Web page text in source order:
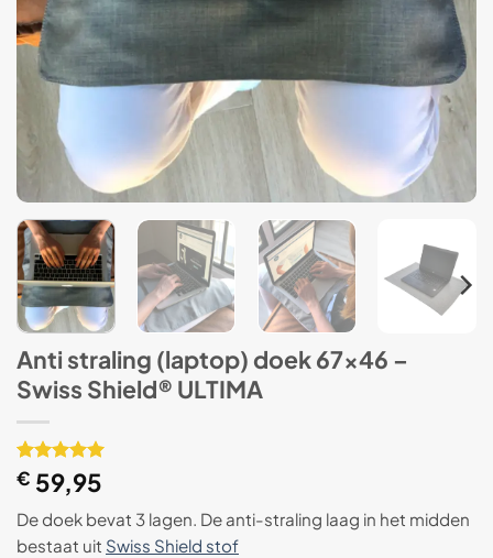
Anti straling (laptop) doek 67×46 –
Swiss Shield® ULTIMA
Gewaardeerd
op 5
gebaseerd
op
1
klant
waardering
€ 59,95
De doek bevat 3 lagen. De anti-straling laag in het midden
bestaat uit Swiss Shield stof